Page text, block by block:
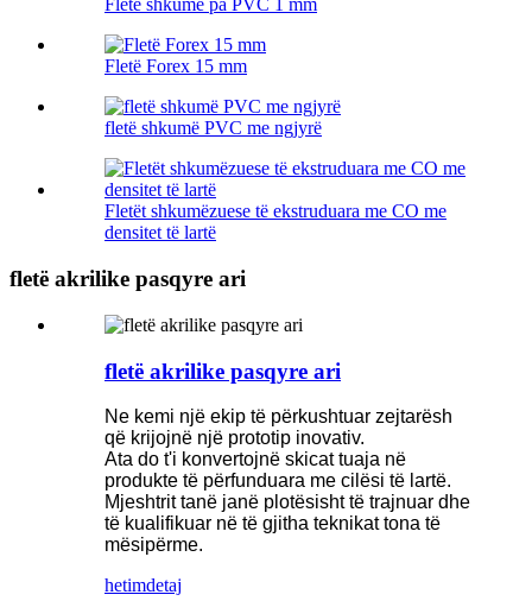
Fletë shkumë pa PVC 1 mm
Fletë Forex 15 mm
fletë shkumë PVC me ngjyrë
Fletët shkumëzuese të ekstruduara me CO me
densitet të lartë
fletë akrilike pasqyre ari
fletë akrilike pasqyre ari
Ne kemi një ekip të përkushtuar zejtarësh
që krijojnë një prototip inovativ.
Ata do t'i konvertojnë skicat tuaja në
produkte të përfunduara me cilësi të lartë.
Mjeshtrit tanë janë plotësisht të trajnuar dhe
të kualifikuar në të gjitha teknikat tona të
mësipërme.
hetimdetaj